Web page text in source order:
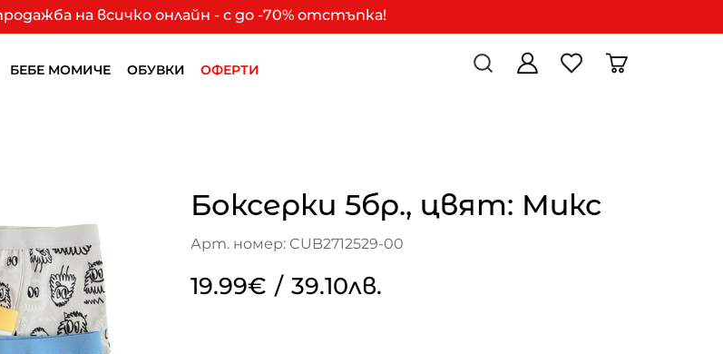
на всичко онлайн - с до -70% отстъпка!
БЕБЕ МОМИЧЕ ОБУВКИ ОФЕРТИ
Боксерки 5бр., цвят: Микс
Арт. номер: CUB2712529-00
19.99€ / 39.10лв.